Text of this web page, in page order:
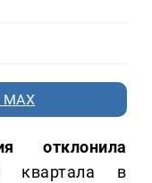
отклонила
квартала в